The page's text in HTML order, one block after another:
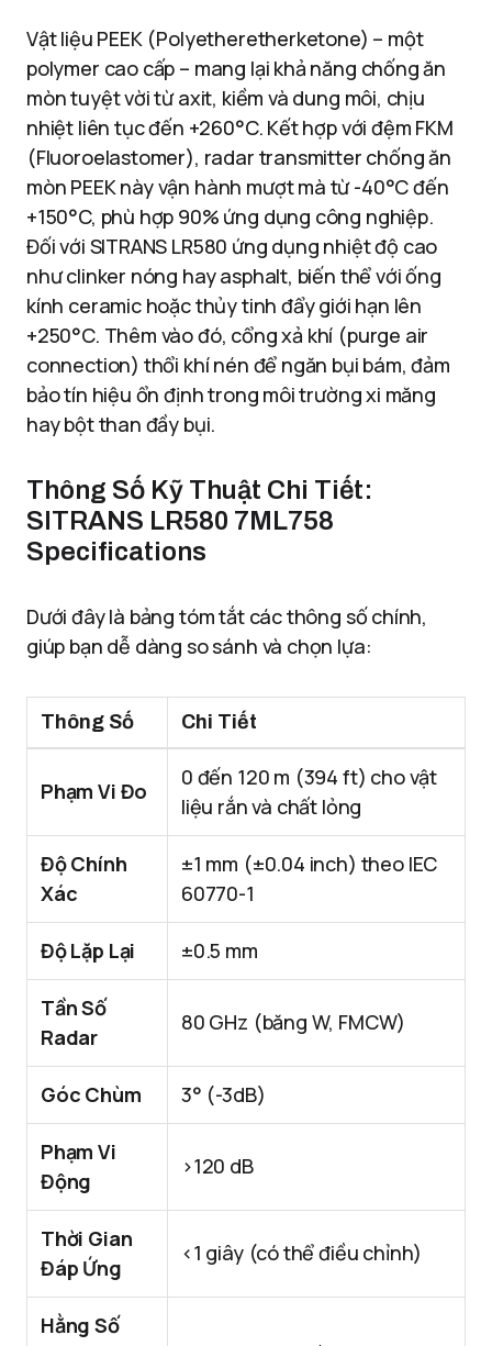
Vật liệu PEEK (Polyetheretherketone) – một
polymer cao cấp – mang lại khả năng chống ăn
mòn tuyệt vời từ axit, kiềm và dung môi, chịu
nhiệt liên tục đến +260°C. Kết hợp với đệm FKM
(Fluoroelastomer), radar transmitter chống ăn
mòn PEEK này vận hành mượt mà từ -40°C đến
+150°C, phù hợp 90% ứng dụng công nghiệp.
Đối với SITRANS LR580 ứng dụng nhiệt độ cao
như clinker nóng hay asphalt, biến thể với ống
kính ceramic hoặc thủy tinh đẩy giới hạn lên
+250°C. Thêm vào đó, cổng xả khí (purge air
connection) thổi khí nén để ngăn bụi bám, đảm
bảo tín hiệu ổn định trong môi trường xi măng
hay bột than đầy bụi.
Thông Số Kỹ Thuật Chi Tiết:
SITRANS LR580 7ML758
Specifications
Dưới đây là bảng tóm tắt các thông số chính,
giúp bạn dễ dàng so sánh và chọn lựa:
Thông Số Chi Tiết
Phạm Vi Đo
0 đến 120 m (394 ft) cho vật
liệu rắn và chất lỏng
Độ Chính
Xác
±1 mm (±0.04 inch) theo IEC
60770-1
Độ Lặp Lại ±0.5 mm
Tần Số
Radar
80 GHz (băng W, FMCW)
Góc Chùm 3° (-3dB)
Phạm Vi
Động
>120 dB
Thời Gian
Đáp Ứng
<1 giây (có thể điều chỉnh)
Hằng Số